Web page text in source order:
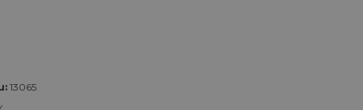
13065